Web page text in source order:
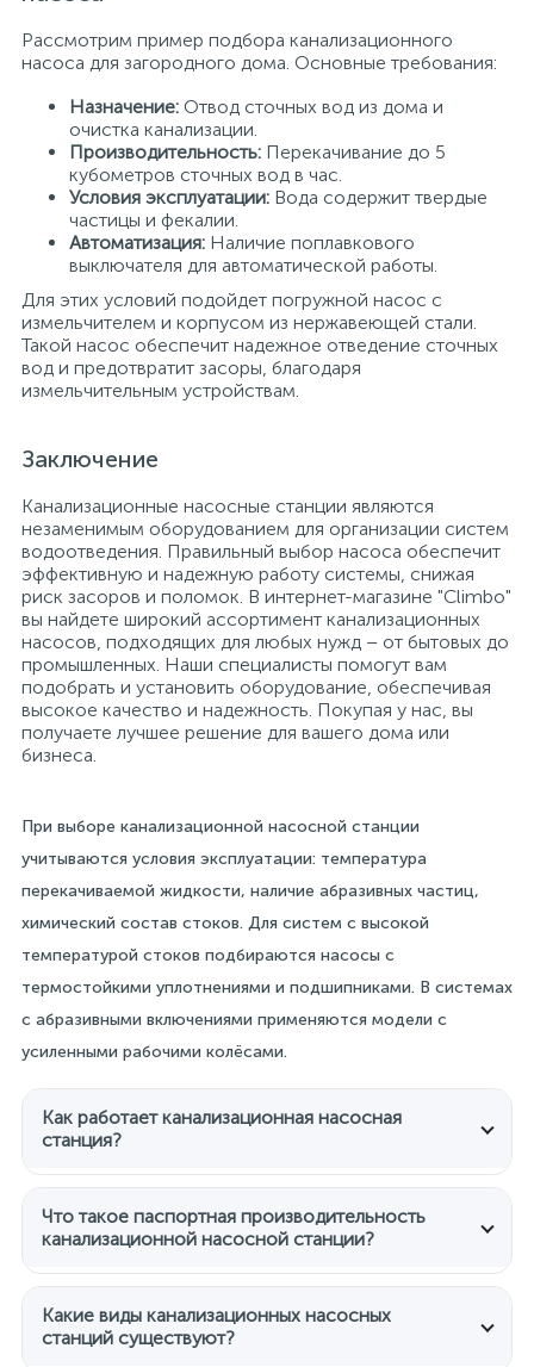
Рассмотрим пример подбора канализационного
насоса для загородного дома. Основные требования:
Назначение: Отвод сточных вод из дома и
очистка канализации.
Производительность: Перекачивание до 5
кубометров сточных вод в час.
Условия эксплуатации: Вода содержит твердые
частицы и фекалии.
Автоматизация: Наличие поплавкового
выключателя для автоматической работы.
Для этих условий подойдет погружной насос с
измельчителем и корпусом из нержавеющей стали.
Такой насос обеспечит надежное отведение сточных
вод и предотвратит засоры, благодаря
измельчительным устройствам.
Заключение
Канализационные насосные станции являются
незаменимым оборудованием для организации систем
водоотведения. Правильный выбор насоса обеспечит
эффективную и надежную работу системы, снижая
риск засоров и поломок. В интернет-магазине "Climbo"
вы найдете широкий ассортимент канализационных
насосов, подходящих для любых нужд – от бытовых до
промышленных. Наши специалисты помогут вам
подобрать и установить оборудование, обеспечивая
высокое качество и надежность. Покупая у нас, вы
получаете лучшее решение для вашего дома или
бизнеса.
При выборе канализационной насосной станции
учитываются условия эксплуатации: температура
перекачиваемой жидкости, наличие абразивных частиц,
химический состав стоков. Для систем с высокой
температурой стоков подбираются насосы с
термостойкими уплотнениями и подшипниками. В системах
с абразивными включениями применяются модели с
усиленными рабочими колёсами.
Как работает канализационная насосная
станция?
Канализационная насосная станция собирает
сточные воды в приёмном резервуаре, после чего
насос откачивает их в магистральную
канализацию или очистные сооружения.
Автоматика с датчиками уровня включает насос
при заполнении резервуара и отключает после
Что такое паспортная производительность
канализационной насосной станции?
Паспортная производительность — это объём
сточных вод, который насосная станция способна
перекачать за единицу времени при номинальных
Какие виды канализационных насосных
станций существуют?